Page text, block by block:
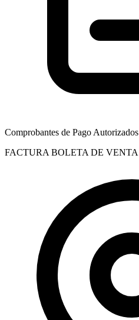
Comprobantes de Pago Autorizados
FACTURA BOLETA DE VENTA